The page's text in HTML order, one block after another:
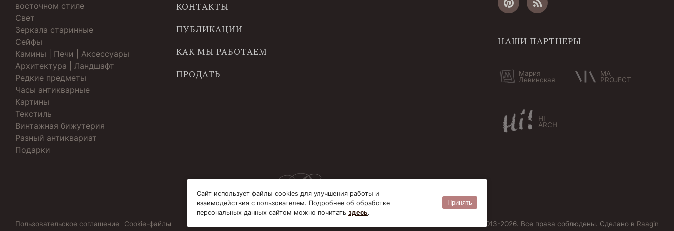
восточном стиле
Свет
Зеркала старинные
Cейфы
Камины | Печи | Аксессуары
Архитектура | Ландшафт
Редкие предметы
Часы антикварные
Картины
Текстиль
Винтажная бижутерия
Разный антиквариат
Подарки
КОНТАКТЫ
ПУБЛИКАЦИИ
КАК МЫ РАБОТАЕМ
ПРОДАТЬ
НАШИ ПАРТНЕРЫ
Мария
Левинская
MA
PROJECT
HI
ARCH
Пользовательское соглашение Cookie-файлы © Bersoantik 2013-2026. Все права соблюдены. Сделано в Raagin
Сайт использует файлы cookies для улучшения работы и
взаимодействия с пользователем. Подробнее об обработке
персональных данных сайтом можно почитать здесь.
Принять